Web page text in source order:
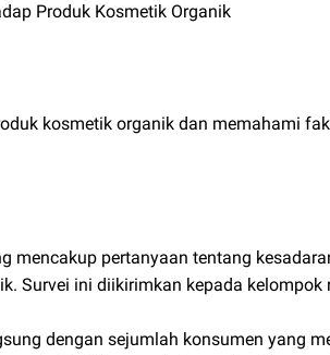
Produk Kosmetik Organik
kosmetik organik dan memahami
mencakup pertanyaan tentang
Survei ini diikirimkan kepada kelompok
dengan sejumlah konsumen yang